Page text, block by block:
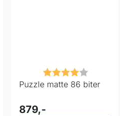
Karakter:
Puzzle matte 86 biter
879,-